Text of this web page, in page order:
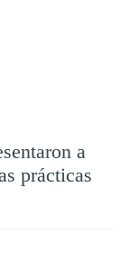
a
prácticas